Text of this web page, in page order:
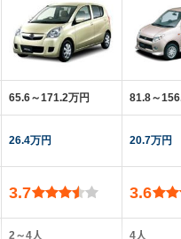
65.6～171.2万円
26.4万円
3.7
2～4人
81.8～
20.7万円
3.6
4人